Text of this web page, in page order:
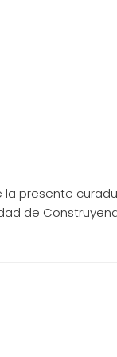
presente
de